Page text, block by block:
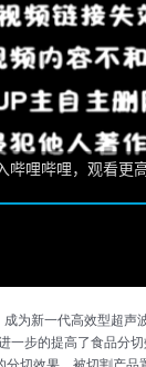
为新一代高效型超
一步的提高了食品分